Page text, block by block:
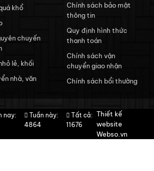
khổ
chuyến
lẻ, khối
nhà, văn
Chính sách bảo mật
thông tin
Quy định hình thức
thanh toán
Chính sách vận
chuyển giao nhận
Chính sách bổi thường
nay:
Tuần này:
4864
Tất cả:
11676
Thiết kế
website
Webso.vn